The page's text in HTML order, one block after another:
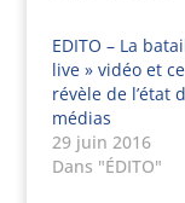
EDITO – La
live » vidéo et
révèle de l’état
médias
29 juin 2016
Dans "ÉDITO"